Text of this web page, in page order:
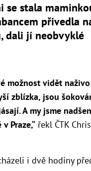
se stala
přivedla
dali jí neobvyklé
možnost vidět naživo
zblízka, jsou
A my jsme
Praze,“ řekl ČTK Chris
i dvě hodiny